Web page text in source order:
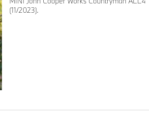
(11/2023).